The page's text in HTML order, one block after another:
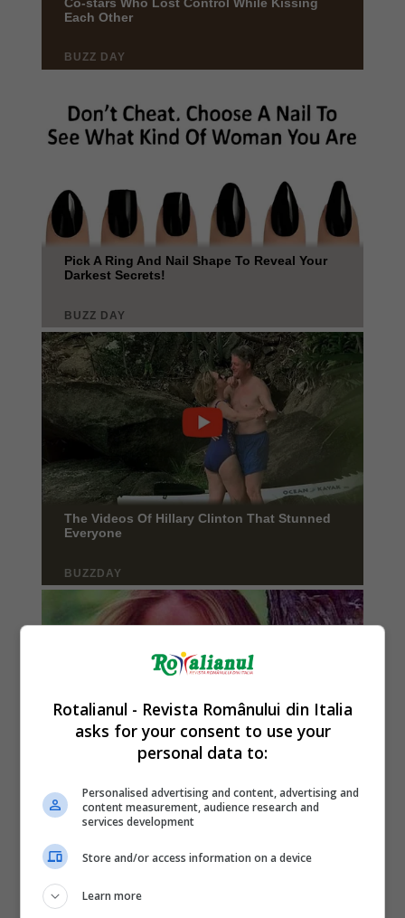
Rotalianul - Revista Românului din Italia
asks for your consent to use your
personal data to:
Personalised advertising and content, advertising and
content measurement, audience research and
services development
Store and/or access information on a device
Learn more